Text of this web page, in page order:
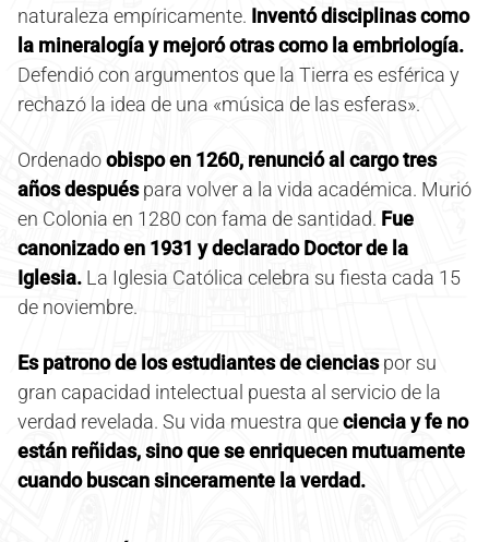
naturaleza empíricamente. Inventó disciplinas como
la mineralogía y mejoró otras como la embriología.
Defendió con argumentos que la Tierra es esférica y
rechazó la idea de una «música de las esferas».
Ordenadoobispo en 1260, renunció al cargo tres
años despuéspara volver a la vida académica. Murió
en Colonia en 1280 con fama de santidad. Fue
canonizado en 1931 y declarado Doctor de la
Iglesia. La Iglesia Católica celebra su fiesta cada 15
de noviembre.
Es patrono de los estudiantes de cienciaspor su
gran capacidad intelectual puesta al servicio de la
verdad revelada. Su vida muestra queciencia y fe no
están reñidas, sino que se enriquecen mutuamente
cuando buscan sinceramente la verdad.